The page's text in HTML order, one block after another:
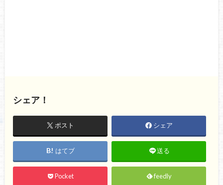
シェア！
ポスト シェア
はてブ 送る
Pocket feedly